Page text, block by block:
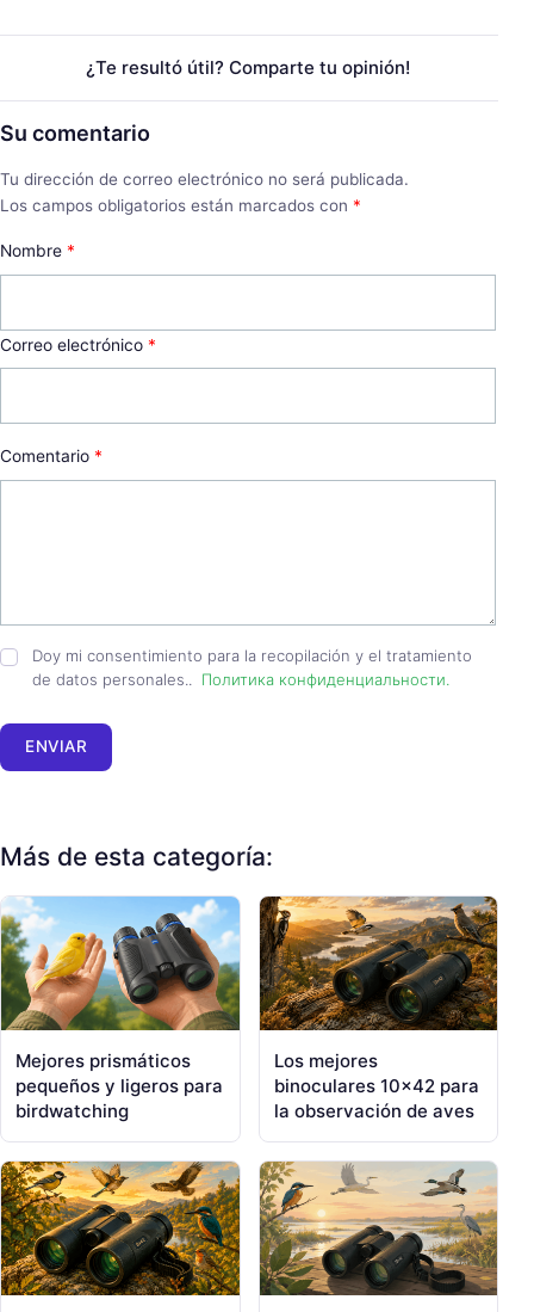
¿Te resultó útil? Comparte tu opinión!
Su comentario
Tu dirección de correo electrónico no será publicada.
Los campos obligatorios están marcados con *
Nombre *
Correo electrónico *
Comentario *
Doy mi consentimiento para la recopilación y el tratamiento
de datos personales.. Политика конфиденциальности.
ENVIAR
Más de esta categoría:
Mejores prismáticos
pequeños y ligeros para
birdwatching
Los mejores
binoculares 10×42 para
la observación de aves